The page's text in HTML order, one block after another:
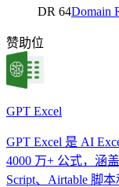
DR 64Domain
赞助位
GPT Excel
GPT Excel 是 AI
4000 万+ 公式，涵
Script、Airtable 脚本